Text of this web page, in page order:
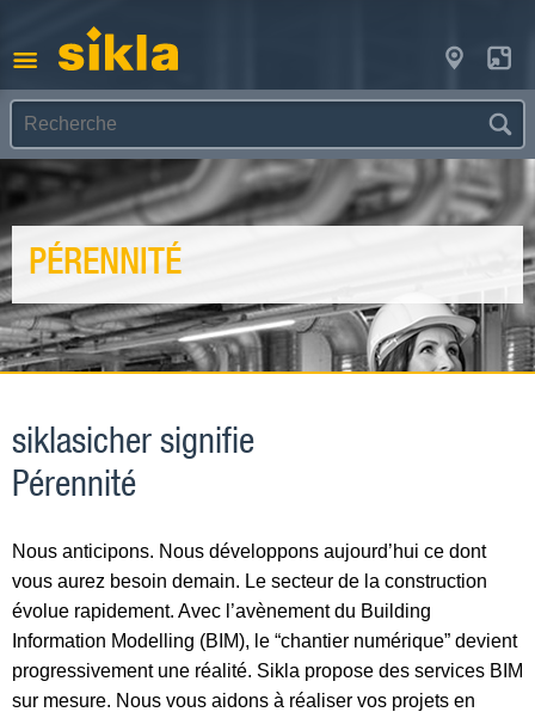
PÉRENNITÉ
siklasicher signifie
Pérennité
Nous anticipons. Nous développons aujourd’hui ce dont
vous aurez besoin demain. Le secteur de la construction
évolue rapidement. Avec l’avènement du Building
Information Modelling (BIM), le “chantier numérique” devient
progressivement une réalité. Sikla propose des services BIM
sur mesure. Nous vous aidons à réaliser vos projets en